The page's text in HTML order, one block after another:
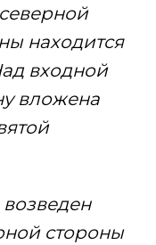
находится
входной
вложена
стороны